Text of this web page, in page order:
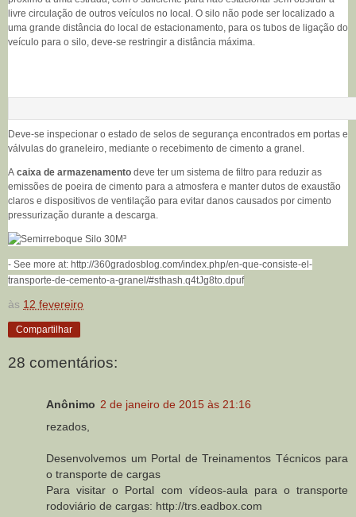
livre circulação de outros veículos no local. O silo não pode ser localizado a
uma grande distância do local de estacionamento, para os tubos de ligação do
veículo para o silo, deve-se restringir a distância máxima.
Deve-se inspecionar o estado de selos de segurança encontrados em portas e
válvulas do graneleiro, mediante o recebimento de cimento a granel.
A caixa de armazenamento deve ter um sistema de filtro para reduzir as
emissões de poeira de cimento para a atmosfera e manter dutos de exaustão
claros e dispositivos de ventilação para evitar danos causados ​​por cimento
pressurização durante a descarga.
- See more at: http://360gradosblog.com/index.php/en-que-consiste-el-
transporte-de-cemento-a-granel/#sthash.q4tJg8to.dpuf
às 12 fevereiro
Compartilhar
28 comentários:
Anônimo 2 de janeiro de 2015 às 21:16
rezados,
Desenvolvemos um Portal de Treinamentos Técnicos para
o transporte de cargas
Para visitar o Portal com vídeos-aula para o transporte
rodoviário de cargas: http://trs.eadbox.com